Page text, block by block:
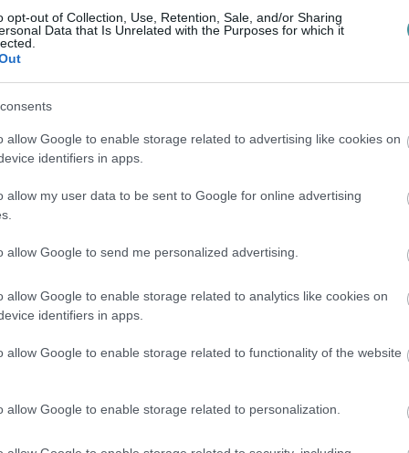
opt-out of Collection, Use, Retention, Sale, and/or Sharing
Data that Is Unrelated with the Purposes for which it
allow Google to enable storage related to advertising like cookies on
identifiers in apps.
allow my user data to be sent to Google for online advertising
allow Google to send me personalized advertising.
allow Google to enable storage related to analytics like cookies on
identifiers in apps.
allow Google to enable storage related to functionality of the website
allow Google to enable storage related to personalization.
súlyúak, hogy az útburkolatot újra
ezer 724 forint
az összeget vonják le a kivitelező
ki a vállalkozónak két részszámla